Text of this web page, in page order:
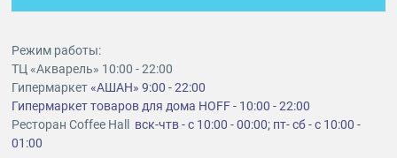
Режим работы:
ТЦ «Акварель» 10:00 - 22:00
Гипермаркет«АШАН» 9:00 - 22:00
Гипермаркет товаров для дома HOFF - 10:00 - 22:00
Ресторан Coffee Hall вск-чтв - с 10:00 - 00:00; пт- сб - с 10:00 -
01:00